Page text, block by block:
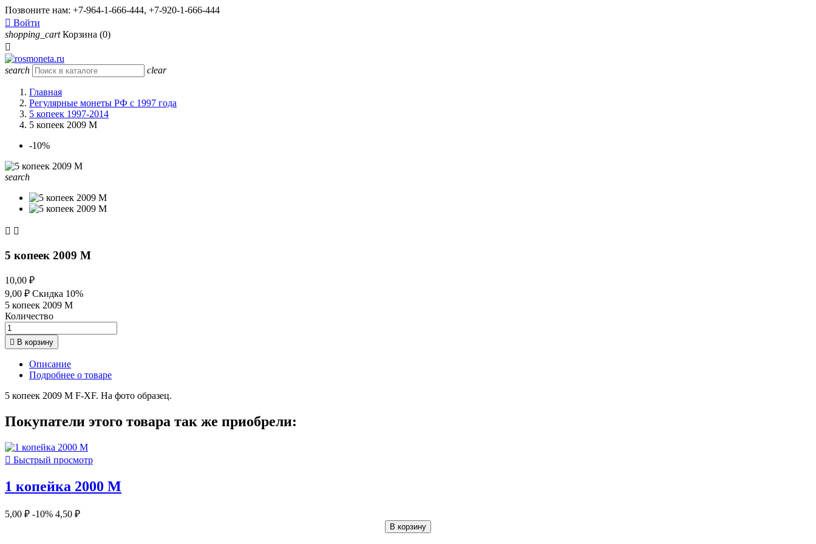
Позвоните нам: +7-964-1-666-444, +7-920-1-666-444
 Войти
shopping_cart Корзина (0)

search clear
Главная
Регулярные монеты РФ с 1997 года
5 копеек 1997-2014
5 копеек 2009 М
-10%
search
 
5 копеек 2009 М
10,00 ₽
9,00 ₽ Скидка 10%
5 копеек 2009 М
Количество
 В корзину
Описание
Подробнее о товаре
5 копеек 2009 М F-XF. На фото образец.
Покупатели этого товара так же приобрели:
 Быстрый просмотр
1 копейка 2000 М
5,00 ₽ -10% 4,50 ₽
В корзину